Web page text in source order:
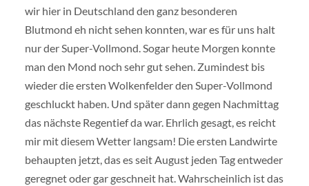
wir hier in Deutschland den ganz besonderen
Blutmond eh nicht sehen konnten, war es für uns halt
nur der Super-Vollmond. Sogar heute Morgen konnte
man den Mond noch sehr gut sehen. Zumindest bis
wieder die ersten Wolkenfelder den Super-Vollmond
geschluckt haben. Und später dann gegen Nachmittag
das nächste Regentief da war. Ehrlich gesagt, es reicht
mir mit diesem Wetter langsam! Die ersten Landwirte
behaupten jetzt, das es seit August jeden Tag entweder
geregnet oder gar geschneit hat. Wahrscheinlich ist das